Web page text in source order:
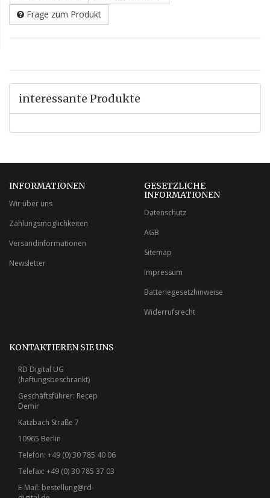
Frage zum Produkt
interessante Produkte
INFORMATIONEN
Wir über uns
Zahlungsmöglichkeiten
Versandinformationen
Newsletter
GESETZLICHE
INFORMATIONEN
Datenschutz
AGB
Sitemap
Impressum
Batteriegesetzhinweise
Widerrufsrecht
KONTAKTIEREN SIE UNS
RD Digital UG
(haftungsbeschränkt)
Geschäftsführer: Recep
Demir
Katzbach Straße 7
10965 Berlin
Telefon: +49 (0) 30 785 40 06
Telefax: +49 (0) 30 785 37 03
E-Mail: bestellung@rd-